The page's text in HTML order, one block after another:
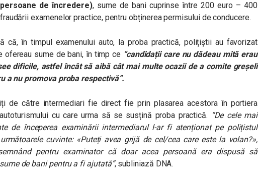
de încredere), sume de bani cuprinse între 200 euro – 400
examenelor practice, pentru obținerea permisului de conducere.
că, în timpul examenului auto, la proba practică, polițiștii au favorizat
ofereau sume de bani, în timp ce “candidații care nu dădeau mită erau
dificile, astfel încât să aibă cât mai multe ocazii de a comite greșeli
a nu promova proba respectivă”.
de către intermediari fie direct fie prin plasarea acestora în portiera
cu care urma să se susțină proba practică. “De cele mai
de începerea examinării intermediarul l-ar fi atenționat pe polițistul
cuvinte: «Puteți avea grijă de cel/cea care este la volan?»,
pentru examinator că doar acea persoană era dispusă să
de bani pentru a fi ajutată”, subliniază DNA.